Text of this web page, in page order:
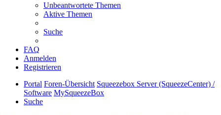
Unbeantwortete Themen
Aktive Themen
Suche
FAQ
Anmelden
Registrieren
Portal Foren-Übersicht Squeezebox Server (SqueezeCenter) /
Software MySqueezeBox
Suche